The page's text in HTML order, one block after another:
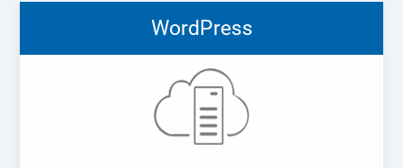
WordPress